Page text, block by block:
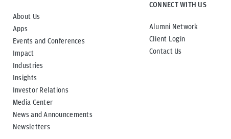
About Us
Apps
Events and Conferences
Impact
Industries
Insights
Investor Relations
Media Center
News and Announcements
Newsletters
CONNECT WITH US
Alumni Network
Client Login
Contact Us